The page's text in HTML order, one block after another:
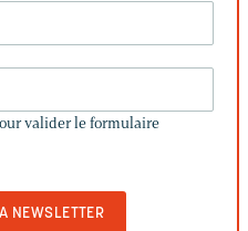
CHAMPvalider le formulaire